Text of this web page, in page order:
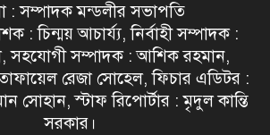
: সম্পাদক মন্ডলীর সভাপতি
: চিন্ময় আচার্য্য, নির্বাহী সম্পাদক :
সহযোগী সম্পাদক : আশিক রহমান,
রেজা সোহেল, ফিচার এডিটর :
সোহান, স্টাফ রিপোর্টার : মৃদুল কান্তি
সরকার।